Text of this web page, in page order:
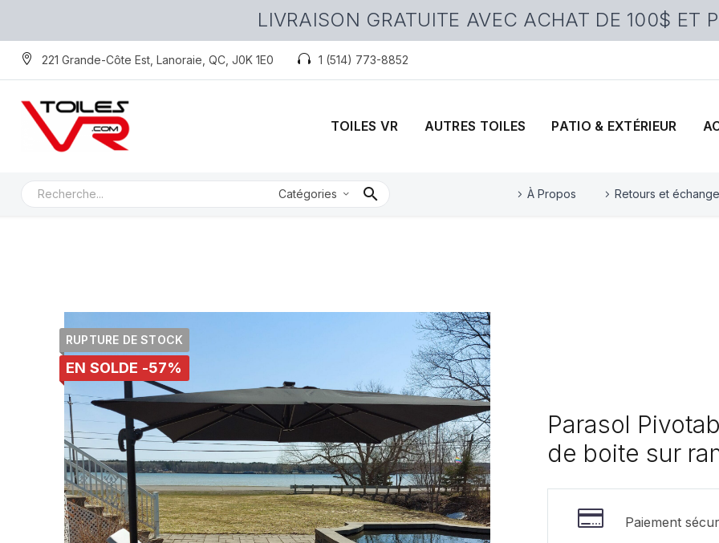
LIVRAISON GRATUITE AVEC ACHAT DE 100$ ET
221 Grande-Côte Est, Lanoraie, QC, J0K 1E0 1 (514) 773-8852
TOILES VR AUTRES TOILES PATIO & EXTÉRIEUR
Catégories À Propos Retours et
RUPTURE DE STOCK
EN SOLDE -57%
Parasol
de boite sur
Paiement